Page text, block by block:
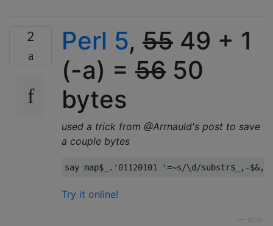
2 Perl 5, 55 49 + 1
(-a) = 56 50
bytes
used a trick from @Arrnauld's post to save
a couple bytes
say map$_ . '01120101 '=~s/\d /substr$_ ,-$&,
Try it online!
Xcali